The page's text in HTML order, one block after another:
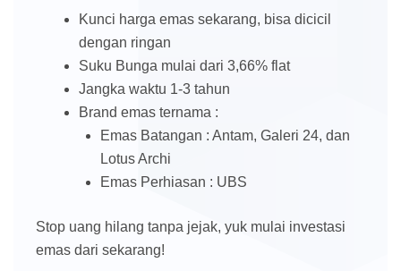
Kunci harga emas sekarang, bisa dicicil
dengan ringan
Suku Bunga mulai dari 3,66% flat
Jangka waktu 1-3 tahun
Brand emas ternama :
Emas Batangan : Antam, Galeri 24, dan
Lotus Archi
Emas Perhiasan : UBS
Stop uang hilang tanpa jejak, yuk mulai investasi
emas dari sekarang!